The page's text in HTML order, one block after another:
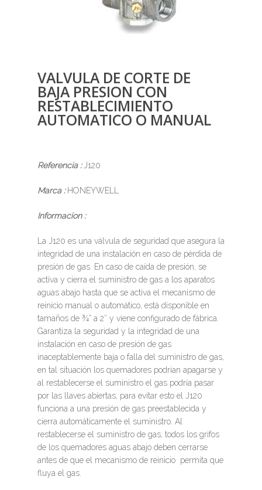
VALVULA DE CORTE DE
BAJA PRESION CON
RESTABLECIMIENTO
AUTOMATICO O MANUAL
Referencia : J120
Marca :HONEYWELL
Informacion :
La J120 es una válvula de seguridad que asegura la
integridad de una instalación en caso de pérdida de
presión de gas. En caso de caída de presión, se
activa y cierra el suministro de gas a los aparatos
aguas abajo hasta que se activa el mecanismo de
reinicio manual o automático, está disponible en
tamaños de ¾” a 2″ y viene configurado de fábrica.
Garantiza la seguridad y la integridad de una
instalación en caso de presión de gas
inaceptablemente baja o falla del suministro de gas,
en tal situación los quemadores podrían apagarse y
al restablecerse el suministro el gas podría pasar
por las llaves abiertas, para evitar esto el J120
funciona a una presión de gas preestablecida y
cierra automáticamente el suministro. Al
restablecerse el suministro de gas, todos los grifos
de los quemadores aguas abajo deben cerrarse
antes de que el mecanismo de reinicio permita que
fluya el gas.